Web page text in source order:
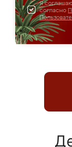
Я
согласно